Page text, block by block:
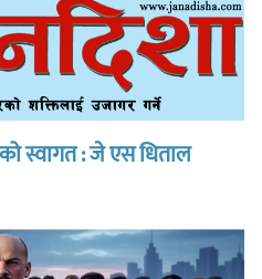
स्वागत : जे एस धिताल